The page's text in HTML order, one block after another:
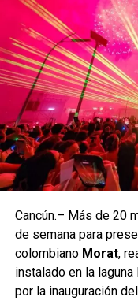
La gira mundial
presentaciones en
por México, BTS
en Estados Unidos,
Alemania, Francia y
agencia del grupo
para 2027 debido a la
ciudades.
Cancún.– Más de 20
de semana para
colombiano Morat,
instalado en la
por la inauguración del